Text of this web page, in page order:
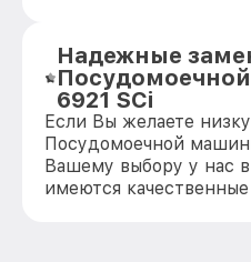
Надежные
6921 SCi
Если Вы желаете
Посудомоечной
Вашему выбору у нас
имеются